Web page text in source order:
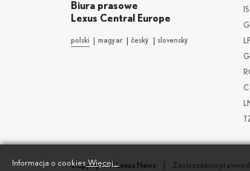
Biura prasowe
Lexus Central Europe
polski magyar český slovenský
IS
CT
Copyright © Lexus News Zastrzeżenia prawne
Informacja o cookiesWięcej...